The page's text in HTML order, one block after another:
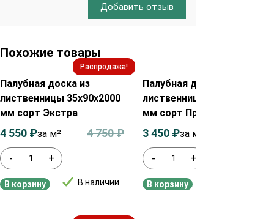
Добавить отзыв
Похожие товары
Распродажа!
Палубная доска из
лиственницы 35х90х2000
мм сорт Экстра
- +
В наличии
4 750₽
4 550 ₽за м²
В корзину
Палубная доска из
лиственницы 35х115х2000
мм сорт Прима
- +
3 450 ₽за м²
В корзину